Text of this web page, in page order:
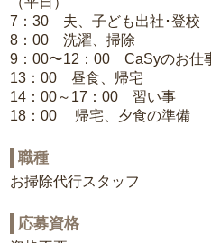
7：30 夫、子ども出社･登校
8：00 洗濯、掃除
9：00〜12：00 CaSyのお仕
13：00 昼食、帰宅
14：00～17：00 習い事
18：00 帰宅、夕食の準備
職種
お掃除代行スタッフ
応募資格